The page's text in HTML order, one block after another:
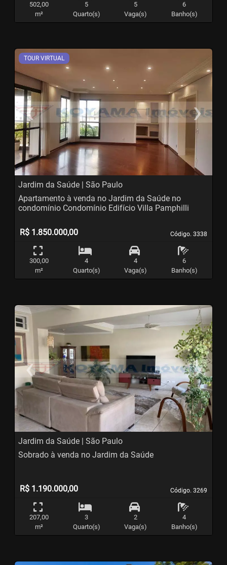
502,00
m²
5
Quarto(s)
5
Vaga(s)
6
Banho(s)
TOUR VIRTUAL
‹
Previous
›
Jardim da Saúde | São Paulo
Código. 3338
Código. 3338
Apartamento à venda no Jardim da Saúde no
condomínio Condomínio Edifício Villa Pamphilli
R$ 1.850.000,00
300,00
m²
4
Quarto(s)
4
Vaga(s)
6
Banho(s)
‹
Previous
›
Jardim da Saúde | São Paulo
Código. 3269
Código. 3269
Sobrado à venda no Jardim da Saúde
R$ 1.190.000,00
207,00
m²
3
Quarto(s)
2
Vaga(s)
4
Banho(s)